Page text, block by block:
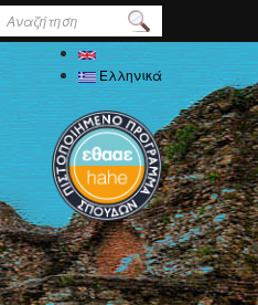
Φόρμα
αναζήτησηςEnglish
Ελληνικά